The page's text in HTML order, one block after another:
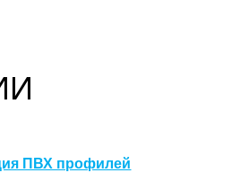
ПВХ профилей